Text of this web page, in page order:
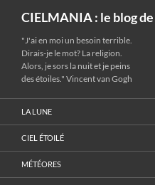
CIELMANIA : le blog
"J'ai en moi un besoin terrible.
Dirais-je le mot? La religion.
Alors, je sors la nuit et je peins
des étoiles." Vincent van Gogh
LA LUNE
CIEL ÉTOILÉ
MÉTÉORES